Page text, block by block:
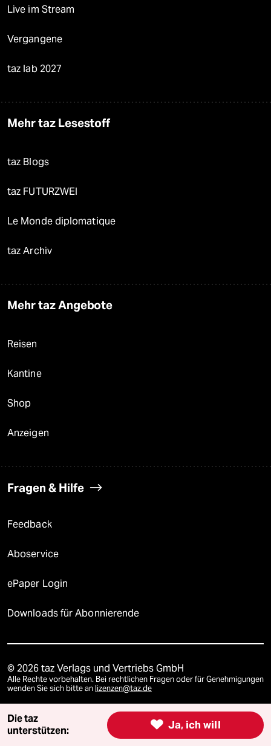
Live im Stream
Vergangene
taz lab 2027
Mehr taz Lesestoff
taz Blogs
taz FUTURZWEI
Le Monde diplomatique
taz Archiv
Mehr taz Angebote
Reisen
Kantine
Shop
Anzeigen
Fragen & Hilfe
Feedback
Aboservice
ePaper Login
Downloads für Abonnierende
© 2026 taz Verlags und Vertriebs GmbH
Alle Rechte vorbehalten. Bei rechtlichen Fragen oder für Genehmigungen
wenden Sie sich bitte an lizenzen@taz.de
Feedback Redaktionsstatut Kommune-Richtlinien
 Ja, ich will
Die taz
unterstützen: